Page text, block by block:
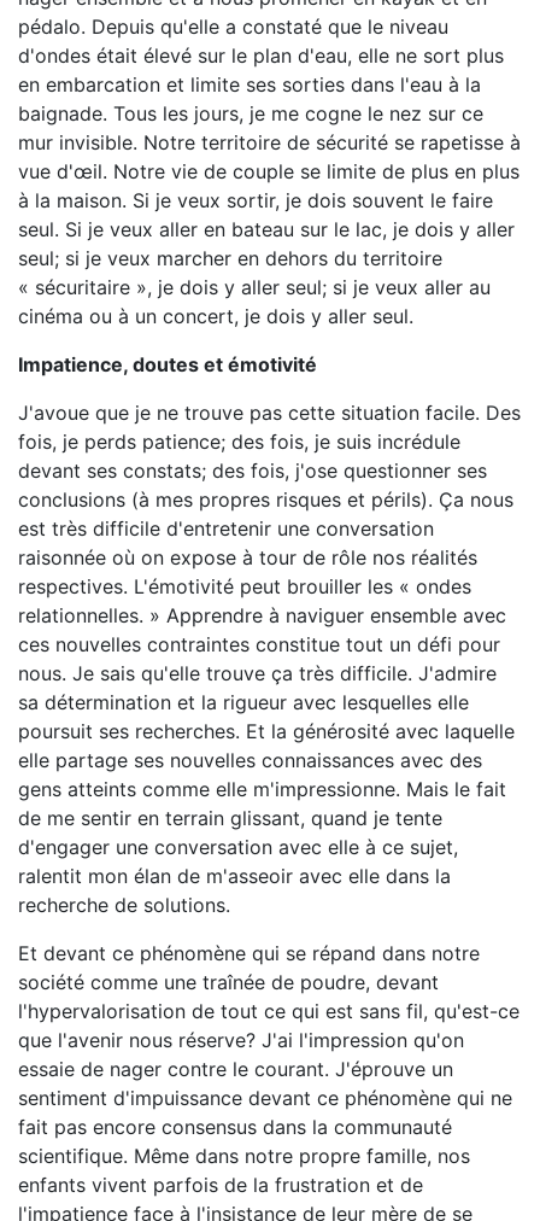
pédalo. Depuis qu'elle a constaté que le niveau
d'ondes était élevé sur le plan d'eau, elle ne sort plus
en embarcation et limite ses sorties dans l'eau à la
baignade. Tous les jours, je me cogne le nez sur ce
mur invisible. Notre territoire de sécurité se rapetisse à
vue d'œil. Notre vie de couple se limite de plus en plus
à la maison. Si je veux sortir, je dois souvent le faire
seul. Si je veux aller en bateau sur le lac, je dois y aller
seul; si je veux marcher en dehors du territoire
« sécuritaire », je dois y aller seul; si je veux aller au
cinéma ou à un concert, je dois y aller seul.
Impatience, doutes et émotivité
J'avoue que je ne trouve pas cette situation facile. Des
fois, je perds patience; des fois, je suis incrédule
devant ses constats; des fois, j'ose questionner ses
conclusions (à mes propres risques et périls). Ça nous
est très difficile d'entretenir une conversation
raisonnée où on expose à tour de rôle nos réalités
respectives. L'émotivité peut brouiller les « ondes
relationnelles. » Apprendre à naviguer ensemble avec
ces nouvelles contraintes constitue tout un défi pour
nous. Je sais qu'elle trouve ça très difficile. J'admire
sa détermination et la rigueur avec lesquelles elle
poursuit ses recherches. Et la générosité avec laquelle
elle partage ses nouvelles connaissances avec des
gens atteints comme elle m'impressionne. Mais le fait
de me sentir en terrain glissant, quand je tente
d'engager une conversation avec elle à ce sujet,
ralentit mon élan de m'asseoir avec elle dans la
recherche de solutions.
Et devant ce phénomène qui se répand dans notre
société comme une traînée de poudre, devant
l'hypervalorisation de tout ce qui est sans fil, qu'est-ce
que l'avenir nous réserve? J'ai l'impression qu'on
essaie de nager contre le courant. J'éprouve un
sentiment d'impuissance devant ce phénomène qui ne
fait pas encore consensus dans la communauté
scientifique. Même dans notre propre famille, nos
enfants vivent parfois de la frustration et de
l'impatience face à l'insistance de leur mère de se